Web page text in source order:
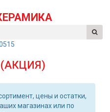
(АКЦИЯ)
цены и остатки,
магазинах или по